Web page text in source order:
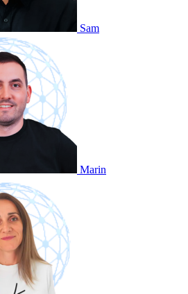
Sam
Marin